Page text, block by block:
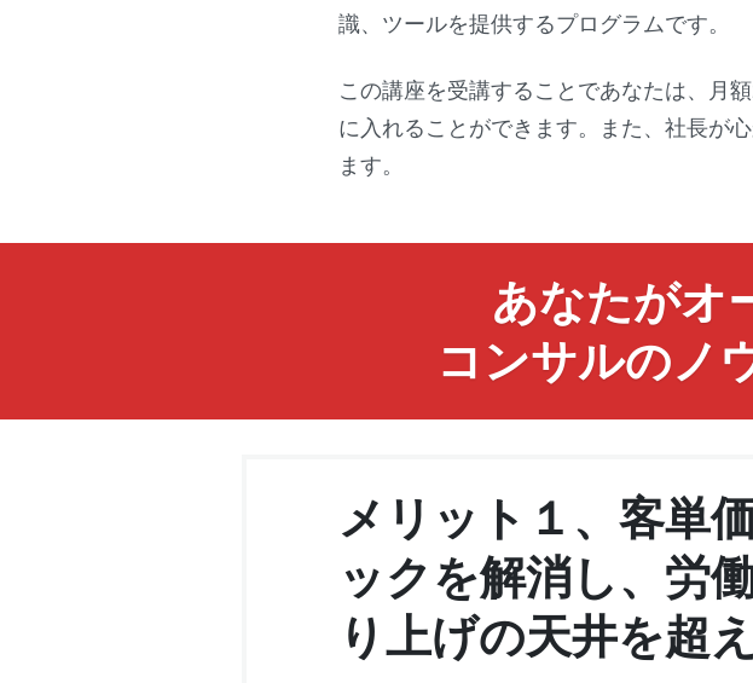
識、ツールを提供するプログラムです。
この講座を受講することであなたは、月
に入れることができます。また、社長が
ます。
あなたがオ
コンサルのノ
メリット１、客単
ックを解消し、労
り上げの天井を超